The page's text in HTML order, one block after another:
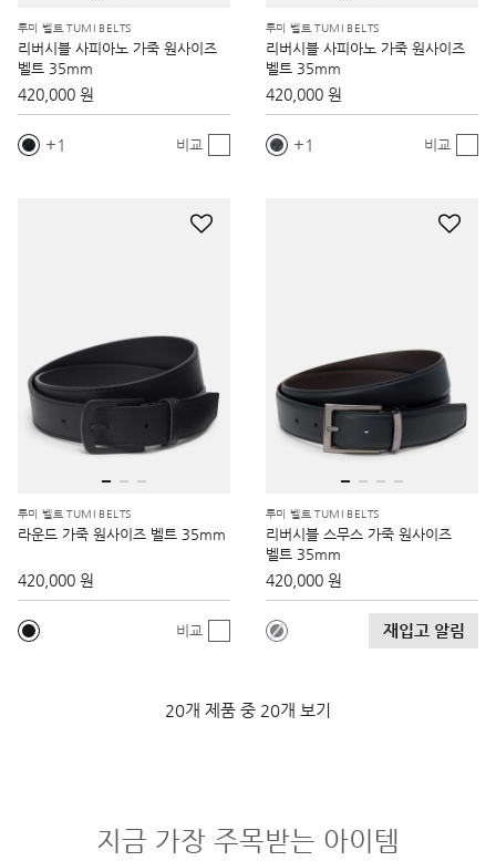
투미 벨트 TUMI BELTS
리버시블 사피아노 가죽 원사이즈
벨트 35mm
420,000 원
1 비교
투미 벨트 TUMI BELTS
리버시블 사피아노 가죽 원사이즈
벨트 35mm
420,000 원
1 비교
투미 벨트 TUMI BELTS
라운드 가죽 원사이즈 벨트 35mm
420,000 원
비교
투미 벨트 TUMI BELTS
리버시블 스무스 가죽 원사이즈
벨트 35mm
420,000 원
재입고 알림
20개 제품 중 20개 보기
지금 가장 주목받는 아이템